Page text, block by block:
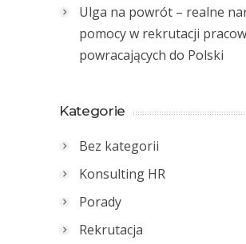
Ulga na powrót – realne
pomocy w rekrutacji
powracających do Polski
Kategorie
Bez kategorii
Konsulting HR
Porady
Rekrutacja